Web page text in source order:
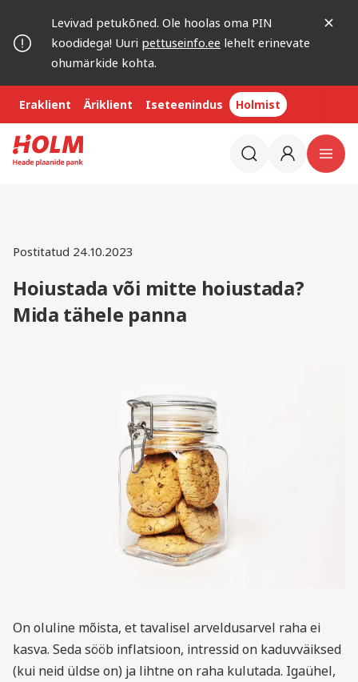
Levivad petukõned. Ole hoolas oma PIN
koodidega! Uuri pettuseinfo.ee lehelt erinevate
ohumärkide kohta.
Eraklient Äriklient Iseteenindus Holmist
Postitatud 24.10.2023
Hoiustada või mitte hoiustada?
Mida tähele panna
On oluline mõista, et tavalisel arveldusarvel raha ei
kasva. Seda sööb inflatsioon, intressid on kaduvväiksed
(kui neid üldse on) ja lihtne on raha kulutada. Igaühel,